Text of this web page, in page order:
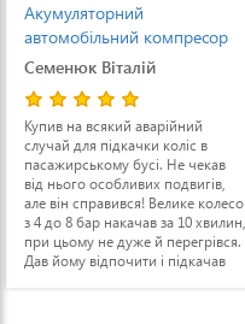
Акумуляторний
автомобільний компресор
Makita DMP180Z без АКБ
Семенюк Віталій
Купив на всякий аварійний
случай для підкачки коліс в
пасажирському бусі. Не чекав
від нього особливих подвигів,
але він справився! Велике колесо
з 4 до 8 бар накачав за 10 хвилин,
при цьому не дуже й перегрівся.
Дав йому відпочити і підкачав